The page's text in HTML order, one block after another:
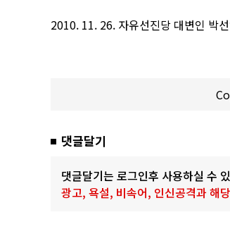
2010. 11. 26. 자유선진당 대변인
댓글달기
댓글달기는 로그인후 사용하실 수
광고, 욕설, 비속어, 인신공격과 해